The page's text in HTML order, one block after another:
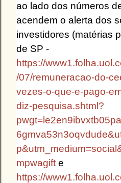
ao lado dos números
acendem o alerta dos
investidores (matérias
de SP -
https://
/07/remuneracao-do-
vezes-o-que-e-pago-
diz-pesquisa.shtml?
mpwagift e
https://